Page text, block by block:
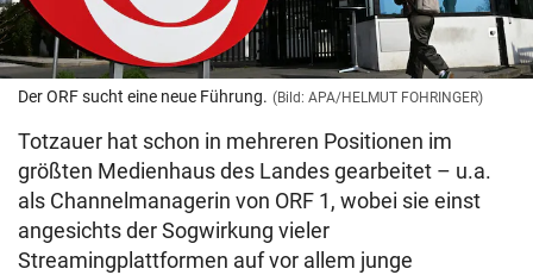
Der ORF sucht eine neue Führung. (Bild: APA/HELMUT FOHRINGER)
Totzauer hat schon in mehreren Positionen im
größten Medienhaus des Landes gearbeitet – u.a.
als Channelmanagerin von ORF 1, wobei sie einst
angesichts der Sogwirkung vieler
Streamingplattformen auf vor allem junge